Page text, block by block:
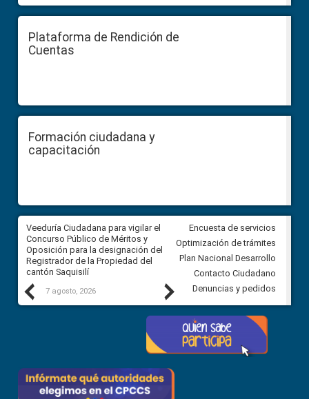
Plataforma de Rendición de
Cuentas
Formación ciudadana y
capacitación
Previous
Veeduría Ciudadana para vigilar el
Concurso Público de Méritos y
Oposición para la designación del
Registrador de la Propiedad del
cantón Saquisilí
7 agosto, 2026
Veeduría Ciudadana para
construcción del asfaltado de
Ballenita del cantón Santa
7 agosto, 2026
Next
Encuesta de servicios
Optimización de trámites
Plan Nacional Desarrollo
Contacto Ciudadano
Denuncias y pedidos